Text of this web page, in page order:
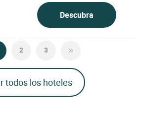
Descubra
2 3
todos los hoteles